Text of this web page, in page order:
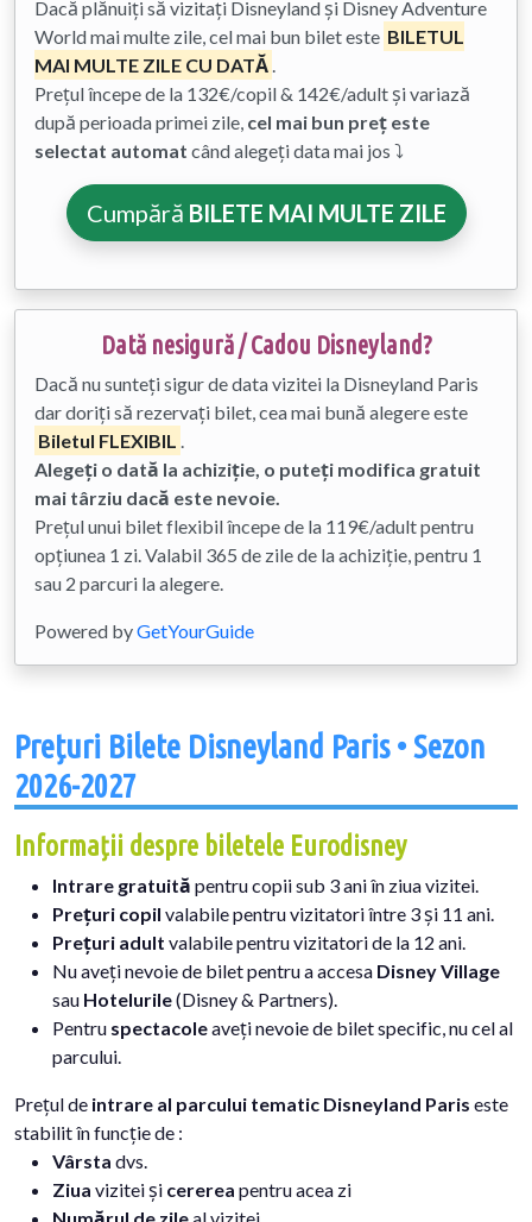
Dacă plănuiți să vizitați Disneyland și Disney Adventure
World mai multe zile, cel mai bun bilet este BILETUL
MAI MULTE ZILE CU DATĂ .
Prețul începe de la 132€/copil & 142€/adult și variază
după perioada primei zile, cel mai bun preț este
selectat automat când alegeți data mai jos ⤵
Cumpără BILETE MAI MULTE ZILE
Dată nesigură / Cadou Disneyland?
Dacă nu sunteți sigur de data vizitei la Disneyland Paris
dar doriți să rezervați bilet, cea mai bună alegere este
Biletul FLEXIBIL .
Alegeți o dată la achiziție, o puteți modifica gratuit
mai târziu dacă este nevoie.
Prețul unui bilet flexibil începe de la 119€/adult pentru
opțiunea 1 zi. Valabil 365 de zile de la achiziție, pentru 1
sau 2 parcuri la alegere.
Powered byGetYourGuide
Prețuri Bilete Disneyland Paris • Sezon
2026-2027
Informații despre biletele Eurodisney
Intrare gratuită pentru copii sub 3 ani în ziua vizitei.
Prețuri copil valabile pentru vizitatori între 3 și 11 ani.
Prețuri adult valabile pentru vizitatori de la 12 ani.
Nu aveți nevoie de bilet pentru a accesa Disney Village
sau Hotelurile(Disney & Partners).
Pentru spectacoleaveți nevoie de bilet specific, nu cel al
parcului.
Prețul de intrare al parcului tematic Disneyland Paris este
stabilit în funcție de :
Vârsta dvs.
Ziua vizitei și cererea pentru acea zi